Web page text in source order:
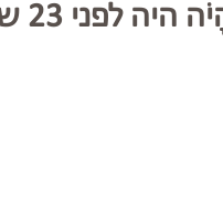
לפני 23 שנה...